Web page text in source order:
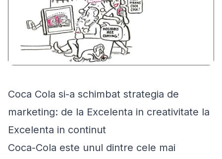
Coca Cola si-a schimbat strategia de
marketing: de la Excelenta in creativitate la
Excelenta in continut
Coca-Cola este unul dintre cele mai